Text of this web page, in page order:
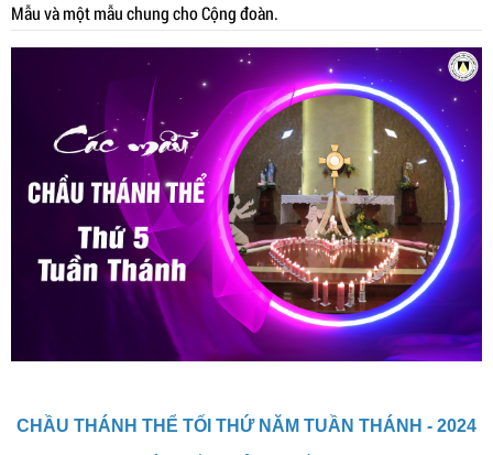
Mẫu và một mẫu chung cho Cộng đoàn.
CHẦU THÁNH THỂ TỐI THỨ NĂM TUẦN THÁNH - 2024